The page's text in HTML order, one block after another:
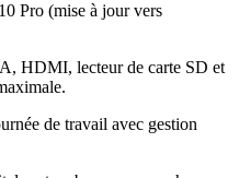
Pro (mise à jour vers
HDMI, lecteur de carte SD et
.
de travail avec gestion